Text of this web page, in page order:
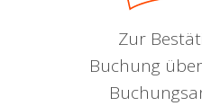
Zur
Buchung